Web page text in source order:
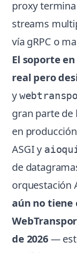
proxy
streams
vía gRPC o
El soporte
real pero
y
gran parte de
en
ASGI y
de
orquestación
aún no tiene
de 2026—